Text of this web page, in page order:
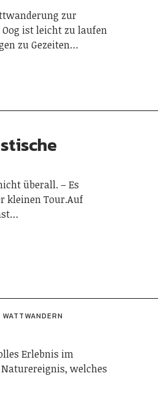
zur
ist leicht zu laufen
zu Gezeiten…
überall. – Es
kleinen Tour.Auf
WATTWANDERN
Erlebnis im
welches